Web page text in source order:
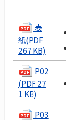
表
紙(PDF
267 KB)
P02
(PDF 27
1 KB)
P03